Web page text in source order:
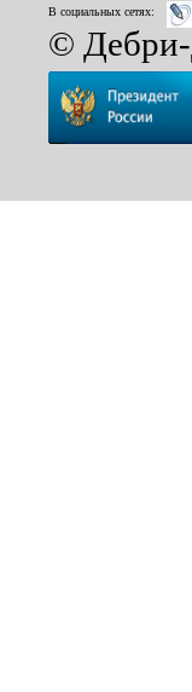
В социальных сетях:
©